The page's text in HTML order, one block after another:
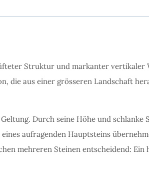
Struktur und markanter vertikaler
die aus einer grösseren Landschaft
Durch seine Höhe und
aufragenden Hauptsteins
mehreren Steinen entscheidend: